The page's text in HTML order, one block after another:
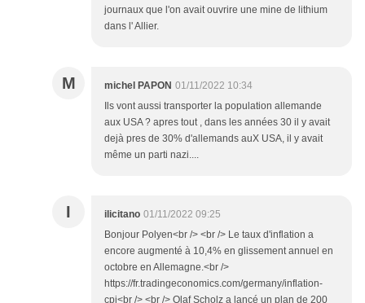
journaux que l'on avait ouvrire une mine de lithium
dans l' Allier.
M michel PAPON 01/11/2022 10:34
Ils vont aussi transporter la population allemande
aux USA ? apres tout , dans les années 30 il y avait
dejà pres de 30% d'allemands auX USA, il y avait
même un parti nazi....
I ilicitano 01/11/2022 09:25
Bonjour Polyen<br /> <br /> Le taux d'inflation a
encore augmenté à 10,4% en glissement annuel en
octobre en Allemagne.<br />
https://fr.tradingeconomics.com/germany/inflation-
cpi<br /> <br /> Olaf Scholz a lancé un plan de 200